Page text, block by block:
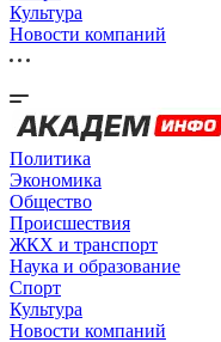
Культура
Новости компаний
Политика
Экономика
Общество
Происшествия
ЖКХ и транспорт
Наука и образование
Спорт
Культура
Новости компаний